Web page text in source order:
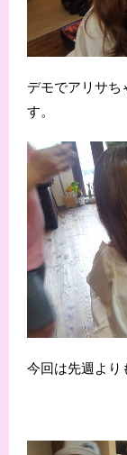
デモでアリサち
す。
今回は先週より